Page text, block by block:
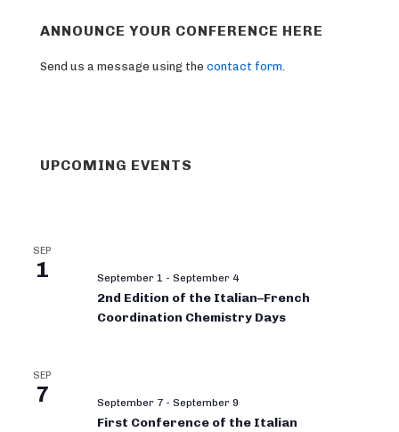
ANNOUNCE YOUR CONFERENCE HERE
Send us a message using the contact form
UPCOMING EVENTS
SEP
1 September 1 - September 4
2nd Edition of the Italian–French
Coordination Chemistry Days
SEP
7 September 7 - September 9
First Conference of the Italian